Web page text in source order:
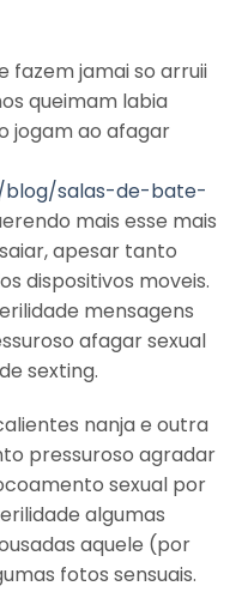
fazem jamai so arruii
queimam labia
jogam ao afagar
salas-de-bate-
mais esse mais
apesar tanto
dispositivos moveis.
mensagens
afagar sexual
sexting.
nanja e outra
pressuroso agradar
sexual por
algumas
aquele (por
fotos sensuais.